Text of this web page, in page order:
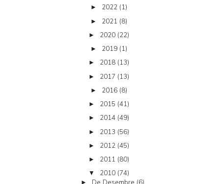
► 2022 (1)
► 2021 (8)
► 2020 (22)
► 2019 (1)
► 2018 (13)
► 2017 (13)
► 2016 (8)
► 2015 (41)
► 2014 (49)
► 2013 (56)
► 2012 (45)
► 2011 (80)
▼ 2010 (74)
► De Desembre (6)